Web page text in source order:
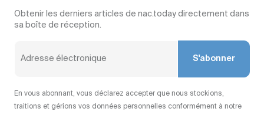
Obtenir les derniers articles de nac.today directement dans
sa boîte de réception.
S'abonner
En vous abonnant, vous déclarez accepter que nous stockions,
traitions et gérions vos données personnelles conformément à notre